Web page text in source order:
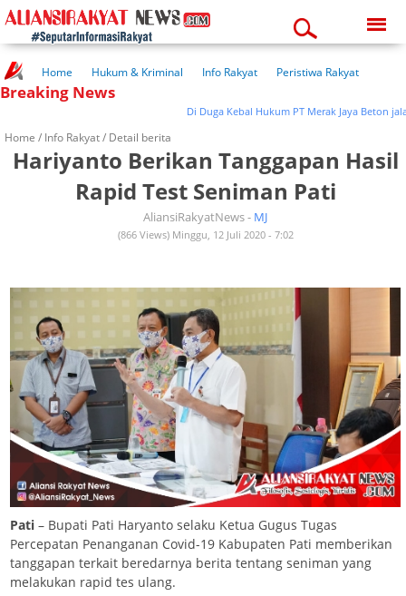
05:07:16 pm
Home Hukum & Kriminal Info Rakyat
Peristiwa Rakyat
Kuliner Rakyat
Wisata Rakyat
Breaking News
Di Duga Kebal Hukum PT Merak Jaya Beton
Home / Info Rakyat/ Detail berita
Hariyanto Berikan Tanggapan Hasil
Rapid Test Seniman Pati
AliansiRakyatNews - MJ
(866 Views) Minggu, 12 Juli 2020 - 7:02
Pati – Bupati Pati Haryanto selaku Ketua Gugus Tugas
Percepatan Penanganan Covid-19 Kabupaten Pati memberikan
tanggapan terkait beredarnya berita tentang seniman yang
melakukan rapid tes ulang.